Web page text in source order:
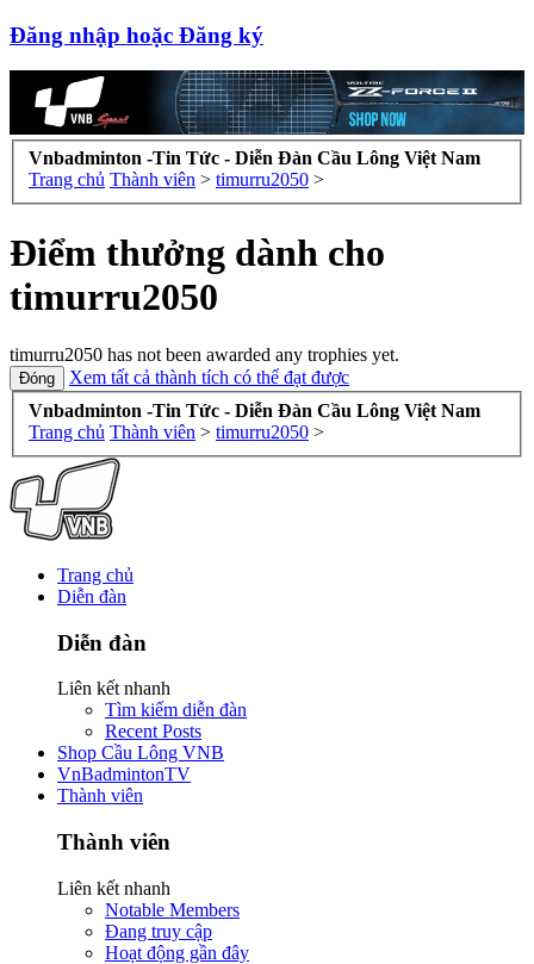
Đăng nhập hoặc Đăng ký
Vnbadminton -Tin Tức - Diễn Đàn Cầu Lông Việt Nam
Trang chủ Thành viên > timurru2050 >
Điểm thưởng dành cho
timurru2050
timurru2050 has not been awarded any trophies yet.
Xem tất cả thành tích có thể đạt được
Vnbadminton -Tin Tức - Diễn Đàn Cầu Lông Việt Nam
Trang chủ Thành viên > timurru2050 >
Trang chủ
Diễn đàn
Diễn đàn
Liên kết nhanh
Tìm kiếm diễn đàn
Recent Posts
Shop Cầu Lông VNB
VnBadmintonTV
Thành viên
Thành viên
Liên kết nhanh
Notable Members
Đang truy cập
Hoạt động gần đây